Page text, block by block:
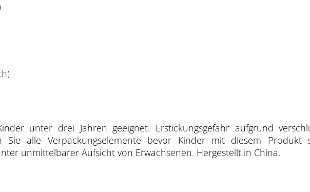
unter drei Jahren geeignet. Erstickungsgefahr aufgrund
Sie alle Verpackungselemente bevor Kinder mit diesem Produkt
unmittelbarer Aufsicht von Erwachsenen. Hergestellt in China.